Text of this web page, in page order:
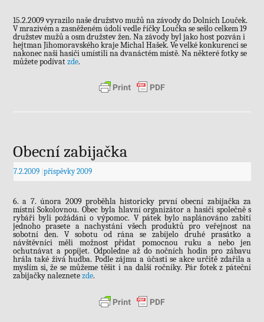
15.2.2009 vyrazilo naše družstvo mužů na závody do Dolních Louček.
V mrazivém a zasněženém údolí vedle říčky Loučka se sešlo celkem 19
družstev mužů a osm družstev žen. Na závody byl jako host pozván i
hejtman Jihomoravského kraje Michal Hašek. Ve velké konkurenci se
nakonec naši hasiči umístili na dvanáctém místě. Na některé fotky se
můžete podívatzde.
Obecní zabijačka
7.2.2009 příspěvky 2009
6. a 7. února 2009 proběhla historicky první obecní zabijačka za
místní Sokolovnou. Obec byla hlavní organizátor a hasiči společně s
rybáři byli požádáni o výpomoc. V pátek bylo naplánováno zabití
jednoho prasete a nachystání všech produktů pro veřejnost na
sobotní den. V sobotu od rána se zabíjelo druhé prasátko a
návštěvníci měli možnost přidat pomocnou ruku a nebo jen
ochutnávat a popíjet. Odpoledne až do nočních hodin pro zábavu
hrála také živá hudba. Podle zájmu a účasti se akce určitě zdařila a
myslím si, že se můžeme těšit i na další ročníky. Pár fotek z páteční
zabijačky naleznetezde.